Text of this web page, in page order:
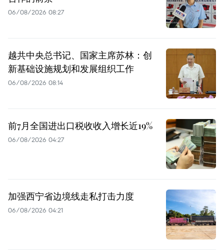
06/08/2026 08:27
越共中央总书记、国家主席苏林：创
新基础设施规划和发展组织工作
06/08/2026 08:14
前7月全国进出口税收收入增长近19%
06/08/2026 04:27
加强西宁省边境线走私打击力度
06/08/2026 04:21